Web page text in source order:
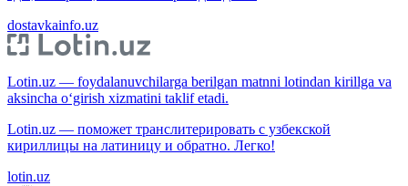
dostavkainfo.uz
Lotin.uz — foydalanuvchilarga berilgan matnni lotindan kirillga va
aksincha o‘girish xizmatini taklif etadi.
Lotin.uz — поможет транслитерировать с узбекской
кириллицы на латиницу и обратно. Легко!
lotin.uz